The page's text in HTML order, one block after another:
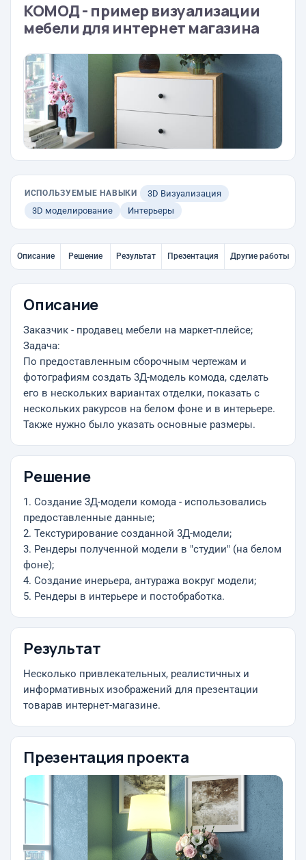
КОМОД - пример визуализации
мебели для интернет магазина
ИСПОЛЬЗУЕМЫЕ НАВЫКИ
3D Визуализация
3D моделирование
Интерьеры
Описание Решение Результат Презентация Другие работы
Описание
Заказчик - продавец мебели на маркет-плейсе;
Задача:
По предоставленным сборочным чертежам и
фотографиям создать 3Д-модель комода, сделать
его в нескольких вариантах отделки, показать с
нескольких ракурсов на белом фоне и в интерьере.
Также нужно было указать основные размеры.
Решение
1. Создание 3Д-модели комода - использовались
предоставленные данные;
2. Текстурирование созданной 3Д-модели;
3. Рендеры полученной модели в "студии" (на белом
фоне);
4. Создание инерьера, антуража вокруг модели;
5. Рендеры в интерьере и постобработка.
Результат
Несколько привлекательных, реалистичных и
информативных изображений для презентации
товарав интернет-магазине.
Презентация проекта